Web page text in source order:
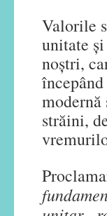
Valorile
unitate
noștri,
străini,